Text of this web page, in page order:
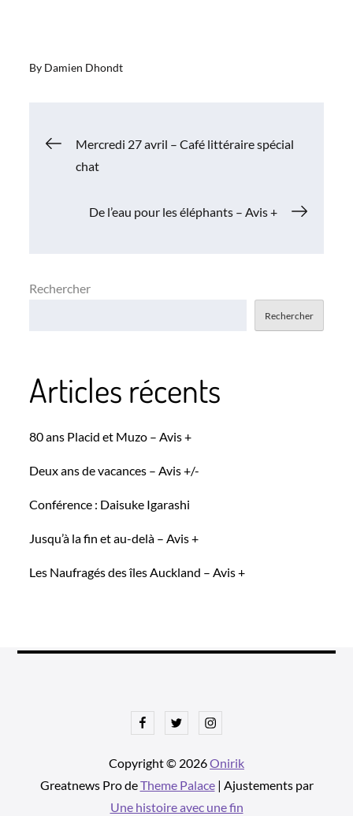
By Damien Dhondt
Navigation
Mercredi 27 avril – Café littéraire spécial
chat
De l’eau pour les éléphants – Avis +
Rechercher
Rechercher
Articles récents
80 ans Placid et Muzo – Avis +
Deux ans de vacances – Avis +/-
Conférence : Daisuke Igarashi
Jusqu’à la fin et au-delà – Avis +
Les Naufragés des îles Auckland – Avis +
FacebookTwitterInstagram
Copyright © 2026Onirik
Greatnews Pro deTheme Palace| Ajustements par
Une histoire avec une fin